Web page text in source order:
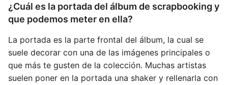
¿Cuál es la portada del álbum de scrapbooking y
que podemos meter en ella?
La portada es la parte frontal del álbum, la cual se
suele decorar con una de las imágenes principales o
que más te gusten de la colección. Muchas artistas
suelen poner en la portada una shaker y rellenarla con